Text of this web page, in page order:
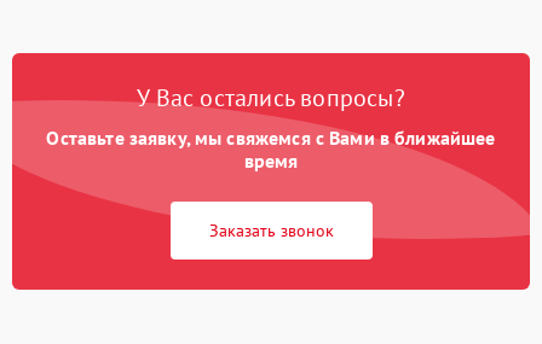
У Вас остались вопросы?
Оставьте заявку, мы свяжемся с Вами в ближайшее
время
Заказать звонок